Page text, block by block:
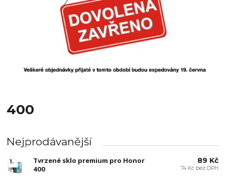
400
Nejprodávanější
1.
Tvrzené sklo premium pro Honor
400
89 Kč
74 Kč bez DPH